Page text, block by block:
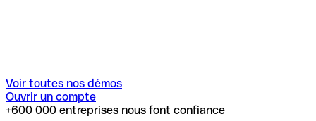
Voir toutes nos démos
Ouvrir un compte
+600 000 entreprises nous font confiance